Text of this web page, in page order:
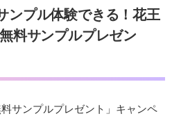
ンプル体験できる！花王
料サンプルプレゼン
サンプルプレゼント」キャンペ